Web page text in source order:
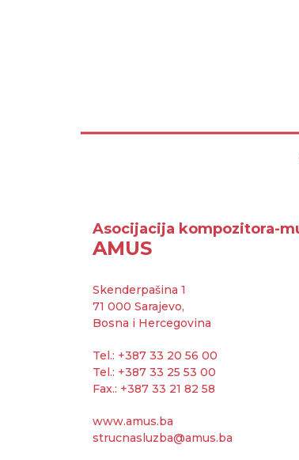
Asocijacija kompozitora-
AMUS
Skenderpašina 1
71 000 Sarajevo,
Bosna i Hercegovina
Tel.: +387 33 20 56 00
Tel.: +387 33 25 53 00
Fax.: +387 33 21 82 58
www.amus.ba
strucnasluzba@amus.ba